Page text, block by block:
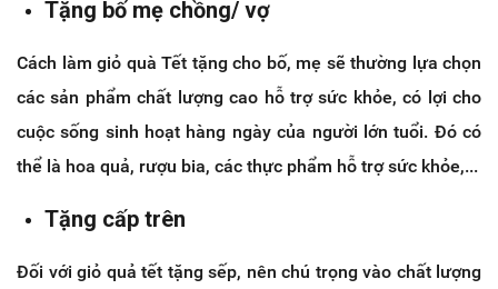
Tặng bố mẹ chồng/ vợ
Cách làm giỏ quà Tết tặng cho bố, mẹ sẽ thường lựa chọn
các sản phẩm chất lượng cao hỗ trợ sức khỏe, có lợi cho
cuộc sống sinh hoạt hàng ngày của người lớn tuổi. Đó có
thể là hoa quả, rượu bia, các thực phẩm hỗ trợ sức khỏe,...
Tặng cấp trên
Đối với giỏ quả tết tặng sếp, nên chú trọng vào chất lượng